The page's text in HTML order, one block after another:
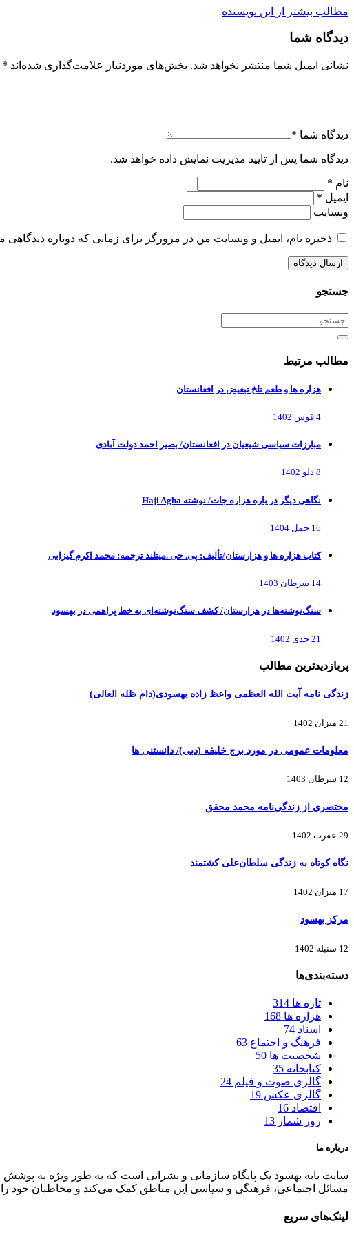
مطالب بیشتر از این نویسنده
دیدگاه شما
نشانی ایمیل شما منتشر نخواهد شد. بخش‌های موردنیاز علامت‌گذاری شده‌اند *
دیدگاه شما *
دیدگاه شما پس از تایید مدیریت نمایش داده خواهد شد.
نام *
ایمیل *
وبسایت
ذخیره نام، ایمیل و وبسایت من در مرورگر برای زمانی که دوباره دیدگاهی
جستجو
مطالب مرتبط
هزاره ها و طعم تلخ تبعیض در افغانستان
4 قوس 1402
مبارزات سیاسی شیعیان در افغانستان/ بصیر احمد دولت آبادی
8 دلو 1402
نگاهی دیگر در باره هزاره جات/ نوشته Haji Agha
16 حمل 1404
کتاب هزاره ها و هزارستان/تألیف: پی. حی .میتلند ترجمه: محمد اکرم گیزابی
14 سرطان 1403
سنگ‌نوشته‌ها در هزارستان/ کشف سنگ‌نوشته‌ای به خط بِراهمی در بهسود
21 جدی 1402
پربازدیدترین مطالب
زندگی نامه آیت الله العظمی واعظ زاده بهسودی(دام ظله العالی)
21 میزان 1402
معلومات عمومی در مورد برج خلیفه (دبی)/ دانستنی ها
12 سرطان 1403
مختصری از زندگی‌نامه محمد محقق
29 عقرب 1402
نگاه کوتاه به زندگی سلطان‌علی کشتمند
17 میزان 1402
مرکز بهسود
12 سنبله 1402
دسته‌بندی‌ها
تازه ها 314
هزاره ها 168
اسناد 74
فرهنگ و اجتماع 63
شخصیت ها 50
کتابخانه 35
گالری صوت و فیلم 24
گالری عکس 19
اقتصاد 16
روز شمار 13
درباره ما
سایت بابه بهسود یک پایگاه سازمانی و نشراتی است که به طور ویژه به پوشش
مسائل اجتماعی، فرهنگی و سیاسی این مناطق کمک می‌کند و مخاطبان خود را
لینک‌های سریع